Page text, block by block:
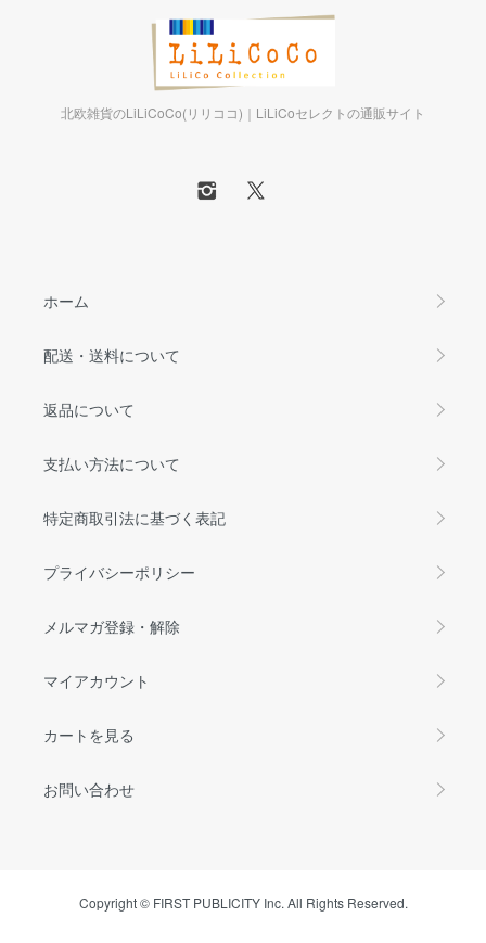
北欧雑貨のLiLiCoCo(リリココ)｜LiLiCoセレクトの通販サイト
ホーム
配送・送料について
返品について
支払い方法について
特定商取引法に基づく表記
プライバシーポリシー
メルマガ登録・解除
マイアカウント
カートを見る
お問い合わせ
Copyright © FIRST PUBLICITY Inc. All Rights Reserved.